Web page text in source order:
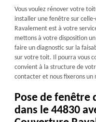
Vous voulez rénover votre
installer une fenêtre sur
Ravalement est à votre
mettons à votre disposition
faire un diagnostic sur la
sur votre toit. Il pourra vous
convient à la structure de
contacter et nous fixerons un
Pose de fenêtre
dans le 44830